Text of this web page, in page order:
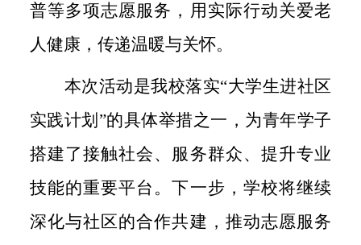
普等多项志愿服务，用实际行动关爱老
人健康，传递温暖与关怀。
本次活动是我校落实“大学生进社区
实践计划”的具体举措之一，为青年学子
搭建了接触社会、服务群众、提升专业
技能的重要平台。下一步，学校将继续
深化与社区的合作共建，推动志愿服务